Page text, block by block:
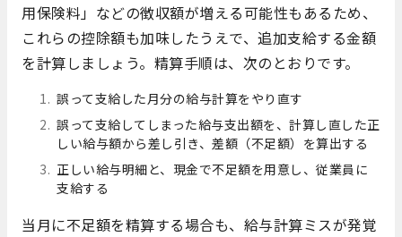
用保険料」などの徴収額が増える可能性もあるため、
これらの控除額も加味したうえで、追加支給する金額
を計算しましょう。精算手順は、次のとおりです。
誤って支給した月分の給与計算をやり直す
誤って支給してしまった給与支出額を、計算し直した正
しい給与額から差し引き、差額（不足額）を算出する
正しい給与明細と、現金で不足額を用意し、従業員に
支給する
当月に不足額を精算する場合も、給与計算ミスが発覚